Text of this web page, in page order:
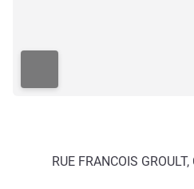
177 RUE FRANCOIS